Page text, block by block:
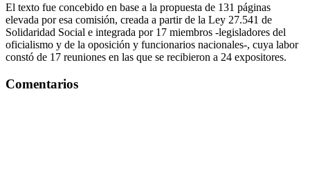
El texto fue concebido en base a la propuesta de 131 páginas
elevada por esa comisión, creada a partir de la Ley 27.541 de
Solidaridad Social e integrada por 17 miembros -legisladores del
oficialismo y de la oposición y funcionarios nacionales-, cuya labor
constó de 17 reuniones en las que se recibieron a 24 expositores.
Comentarios